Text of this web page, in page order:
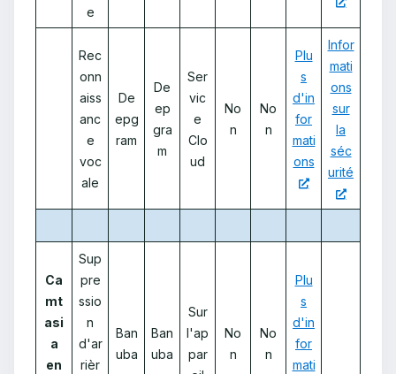
e
Rec
onn
aiss
anc
e
voc
ale
De
epg
ram
De
ep
gra
m
Ser
vic
e
Clo
ud
No
n
No
n
Plu
s
d'in
for
mati
ons
Infor
mati
ons
sur
la
séc
urité
Ca
mt
asi
a
en
Sup
pre
ssio
n
d'ar
rièr
Ban
uba
Ban
uba
Sur
l'ap
par
No
n
No
n
Plu
s
d'in
for
mati